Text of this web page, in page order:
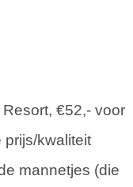
€52,- voor
kwaliteit
mannetjes (die